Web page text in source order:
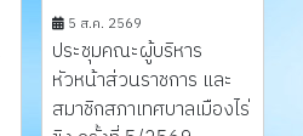
5 ส.ค. 2569
ประชุมคณะผู้บริหาร
หัวหน้าส่วนราชการ และ
สมาชิกสภาเทศบาลเมืองไร่